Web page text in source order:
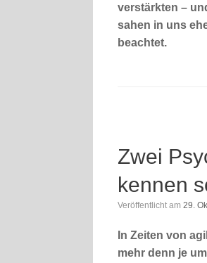
verstärkten –
sahen in uns
beachtet.
Zwei
kennen
Veröffentlicht am 29.
In Zeiten von
mehr denn je